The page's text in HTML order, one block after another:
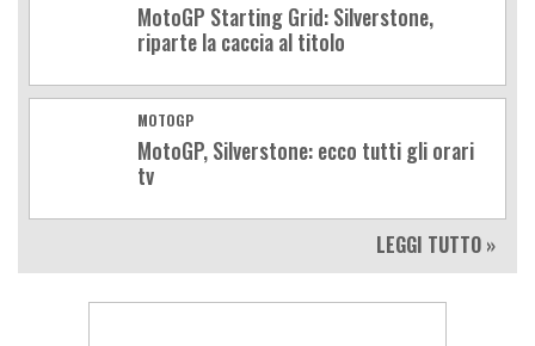
MotoGP Starting Grid: Silverstone,
riparte la caccia al titolo
MOTOGP
MotoGP, Silverstone: ecco tutti gli orari
tv
LEGGI TUTTO »